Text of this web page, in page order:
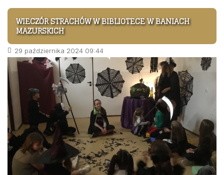
WIECZÓR STRACHÓW W BIBLIOTECE W BANIACH
MAZURSKICH
29 października 2024 09:44